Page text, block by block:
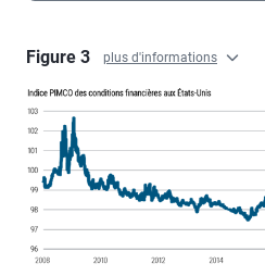
Figure 3 plus d'informations